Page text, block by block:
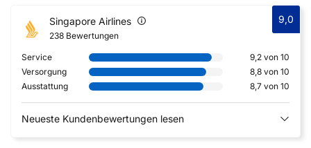
Singapore Airlines
238 Bewertungen
9,0
Service
9,2 von 10
Versorgung
8,8 von 10
Ausstattung
8,7 von 10
Neueste Kundenbewertungen lesen